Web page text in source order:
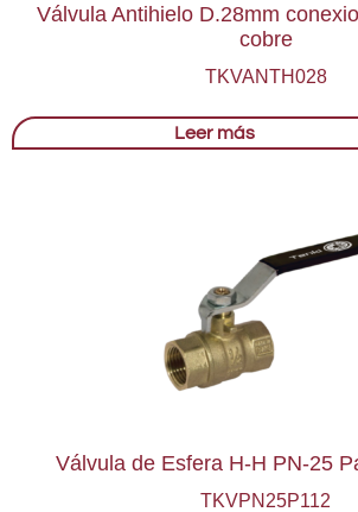
Válvula Antihielo D.28mm
cobre
TKVANTH028
Leer más
Válvula de Esfera H-H PN-25
TKVPN25P112